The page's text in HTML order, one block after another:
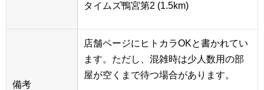
タイムズ鴨宮第2 (1.5km)
備考
店舗ページにヒトカラOKと書かれてい
ます。ただし、混雑時は少人数用の部
屋が空くまで待つ場合があります。